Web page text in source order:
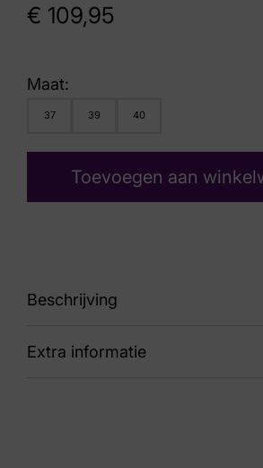
€ 109,95
Maat:
37 39 40
Toevoegen aan
Beschrijving
Naomie 13
Extra informatie